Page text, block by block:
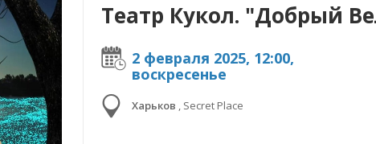
Театр Кукол. "Добрый
2 февраля 2025, 12:00,
воскресенье
Харьков , Secret Place